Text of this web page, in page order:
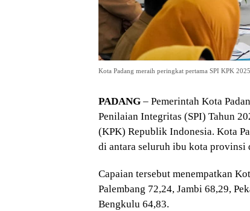
Kota Padang meraih peringkat pertama SPI KPK
PADANG – Pemerintah Kota
Penilaian Integritas (SPI) Tahun
(KPK) Republik Indonesia. Kota
di antara seluruh ibu kota provinsi
Capaian tersebut menempatkan
Palembang 72,24, Jambi 68,29,
Bengkulu 64,83.